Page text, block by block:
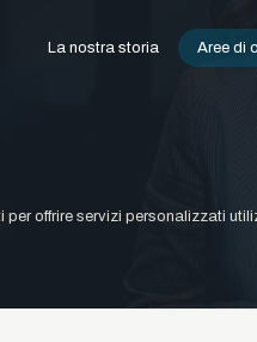
La nostra storia Aree di
offrire servizi personalizzati